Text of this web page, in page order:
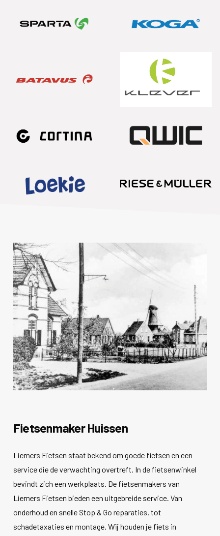
Fietsenmaker Huissen
Liemers Fietsen staat bekend om goede fietsen en een
service die de verwachting overtreft. In de fietsenwinkel
bevindt zich een werkplaats. De fietsenmakers van
Liemers Fietsen bieden een uitgebreide service. Van
onderhoud en snelle Stop & Go reparaties, tot
schadetaxaties en montage. Wij houden je fiets in